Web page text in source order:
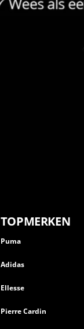
TOPMERKEN
Puma
Adidas
Ellesse
Pierre Cardin